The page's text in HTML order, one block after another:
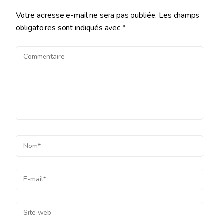
Votre adresse e-mail ne sera pas publiée. Les champs
obligatoires sont indiqués avec*